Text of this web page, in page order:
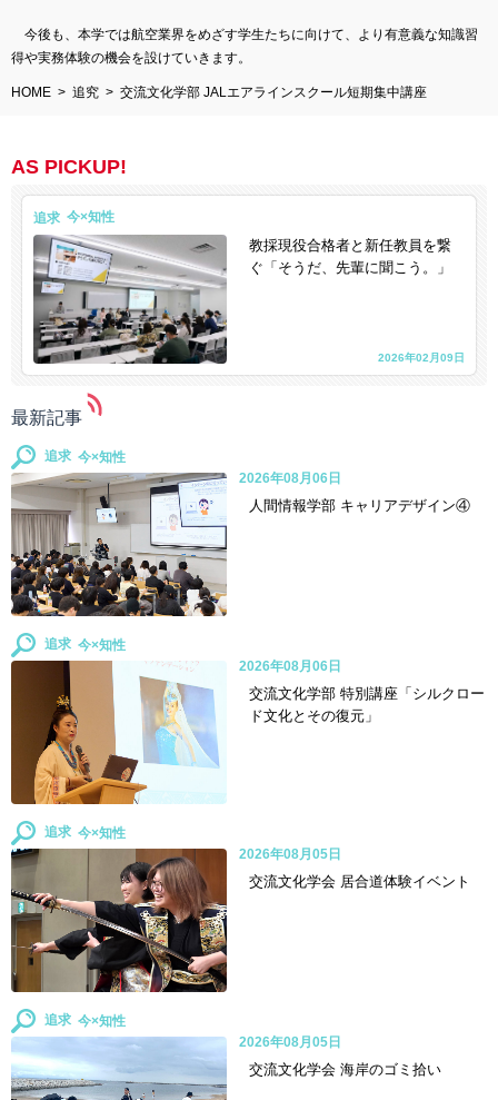
今後も、本学では航空業界をめざす学生たちに向けて、より有意義な知識習
得や実務体験の機会を設けていきます。
HOME 追究 交流文化学部 JALエアラインスクール短期集中講座
AS PICKUP!
追求
教採現役合格者と新任教員を繋
ぐ「そうだ、先輩に聞こう。」
2026年02月09日
最新記事
追求
人間情報学部 キャリアデザイン④
2026年08月06日
追求
交流文化学部 特別講座「シルクロー
ド文化とその復元」
2026年08月06日
追求
交流文化学会 居合道体験イベント
2026年08月05日
追求
交流文化学会 海岸のゴミ拾い
2026年08月05日